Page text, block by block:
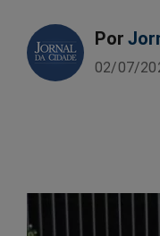
Por
02/07/